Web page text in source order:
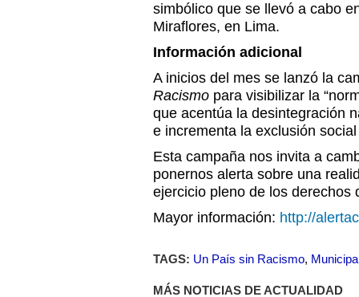
simbólico que se llevó a cabo
Miraflores, en Lima.
Información adicional
A inicios del mes se lanzó la
Racismo para visibilizar la
que acentúa la desintegración
e incrementa la exclusión
Esta campaña nos invita a
ponernos alerta sobre una
ejercicio pleno de los
Mayor información: http://
TAGS: Un País sin Racismo,
MÁS NOTICIAS DE ACTUALIDAD